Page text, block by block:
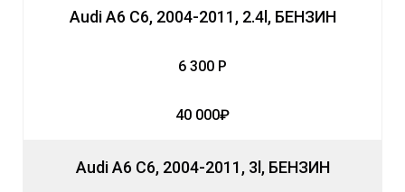
Audi A6 C6, 2004-2011, 2.4l, БЕНЗИН
6 300 Р
40 000₽
Audi A6 C6, 2004-2011, 3l, БЕНЗИН